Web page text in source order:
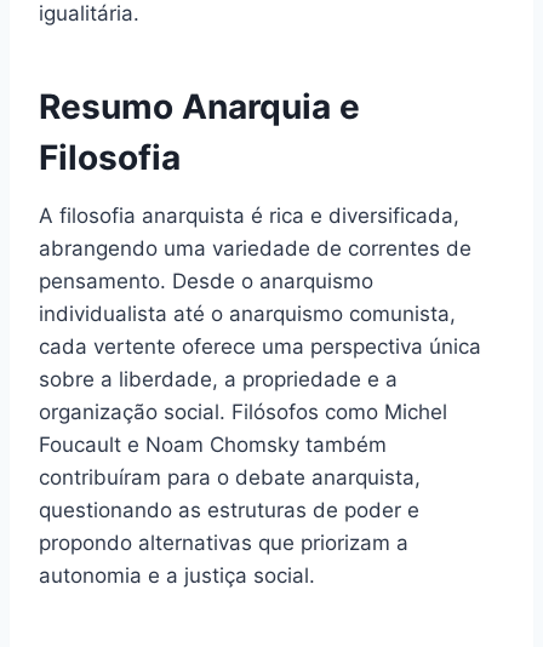
igualitária.
Resumo Anarquia e
Filosofia
A filosofia anarquista é rica e diversificada,
abrangendo uma variedade de correntes de
pensamento. Desde o anarquismo
individualista até o anarquismo comunista,
cada vertente oferece uma perspectiva única
sobre a liberdade, a propriedade e a
organização social. Filósofos como Michel
Foucault e Noam Chomsky também
contribuíram para o debate anarquista,
questionando as estruturas de poder e
propondo alternativas que priorizam a
autonomia e a justiça social.